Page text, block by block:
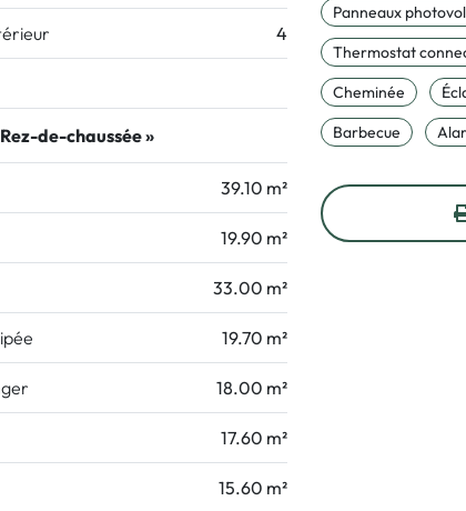
4
de-chaussée »
39.10 m²
19.90 m²
33.00 m²
19.70 m²
18.00 m²
17.60 m²
15.60 m²
Panneaux
Thermostat
Cheminée
Barbecue